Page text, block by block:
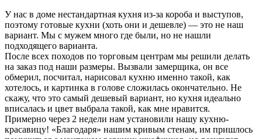
У нас в доме нестандартная кухня из-за короба и выступов,
поэтому готовые кухни (хоть они и дешевле) — это не наш
вариант. Мы с мужем много где были, но не нашли
подходящего варианта.
После всех походов по торговым центрам мы решили делать
на заказ под наши размеры. Вызвали замерщика, он все
обмерил, посчитал, нарисовал кухню именно такой, как
хотелось, и картинка в голове сложилась окончательно. Не
скажу, что это самый дешевый вариант, но кухня идеально
вписалась и цвет выбрала такой, как мне нравится.
Примерно через 2 недели нам установили нашу кухню-
красавицу! «Благодаря» нашим кривым стенам, им пришлось